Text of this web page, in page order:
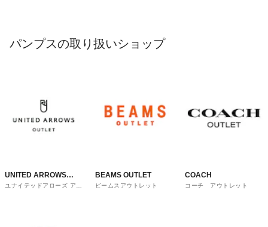
パンプスの取り扱いショップ
UNITED ARROWS
OUTLET
ユナイテッドアローズ アウ
BEAMS OUTLET
ビームスアウトレット
COACH
コーチ アウトレット